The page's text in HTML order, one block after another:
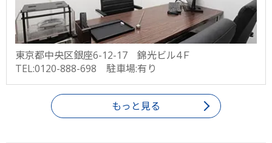
東京都中央区銀座6-12-17 錦光ビル4Ｆ
TEL:0120-888-698 駐車場:有り
もっと見る